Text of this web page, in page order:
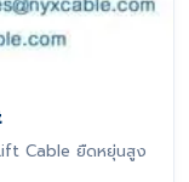
Cable ยืดหยุ่นสูง